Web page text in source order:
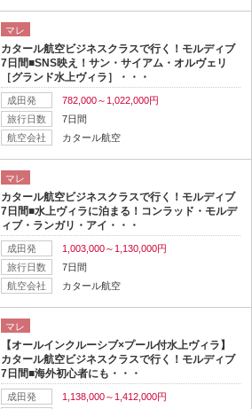
マレ
カタール航空ビジネスクラスで行く！モルディブ
7日間■SNS映え！サン・サイアム・オルヴェリ
［グランド水上ヴィラ］・・・
成田発
782,000～1,022,000円
旅行日数
7日間
航空会社
カタール航空
マレ
カタール航空ビジネスクラスで行く！モルディブ
7日間■水上ヴィラに泊まる！コンラッド・モルデ
ィブ・ランガリ・アイ・・・
成田発
1,003,000～1,130,000円
旅行日数
7日間
航空会社
カタール航空
マレ
【オールインクルーシブ×プール付水上ヴィラ】
カタール航空ビジネスクラスで行く！モルディブ
7日間■海外初心者にも・・・
成田発
1,138,000～1,412,000円